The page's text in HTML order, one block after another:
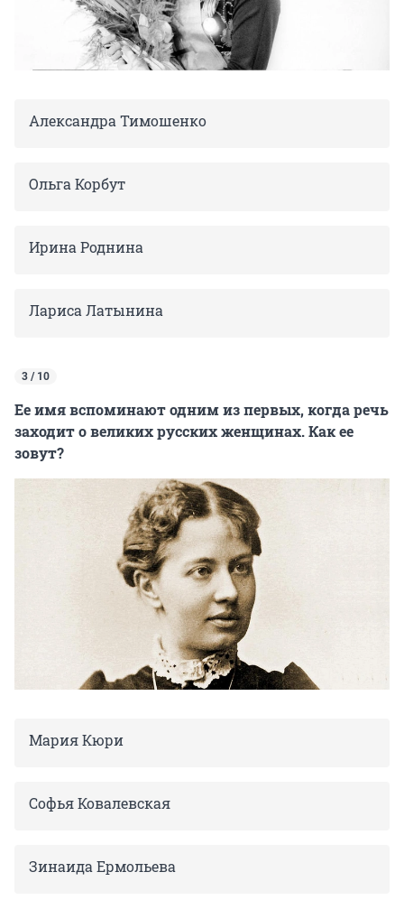
Александра Тимошенко
Ольга Корбут
Ирина Роднина
Лариса Латынина
3 / 10
Ее имя вспоминают одним из первых, когда речь
заходит о великих русских женщинах. Как ее
зовут?
Мария Кюри
Софья Ковалевская
Зинаида Ермольева